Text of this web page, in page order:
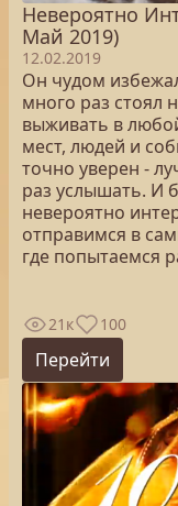
Невероятно
Май 2019)
12.02.2019
Он чудом
много раз стоял
выживать в
мест, людей и
точно уверен -
раз услышать. И
невероятно
отправимся в
где попытаемся
21к 100
Перейти